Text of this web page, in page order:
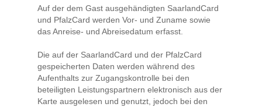
Auf der dem Gast ausgehändigten SaarlandCard
und PfalzCard werden Vor- und Zuname sowie
das Anreise- und Abreisedatum erfasst.
Die auf der SaarlandCard und der PfalzCard
gespeicherten Daten werden während des
Aufenthalts zur Zugangskontrolle bei den
beteiligten Leistungspartnern elektronisch aus der
Karte ausgelesen und genutzt, jedoch bei den